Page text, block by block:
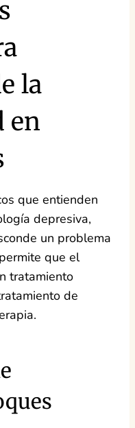
la
en
que entienden
depresiva,
un problema
que el
tratamiento
de